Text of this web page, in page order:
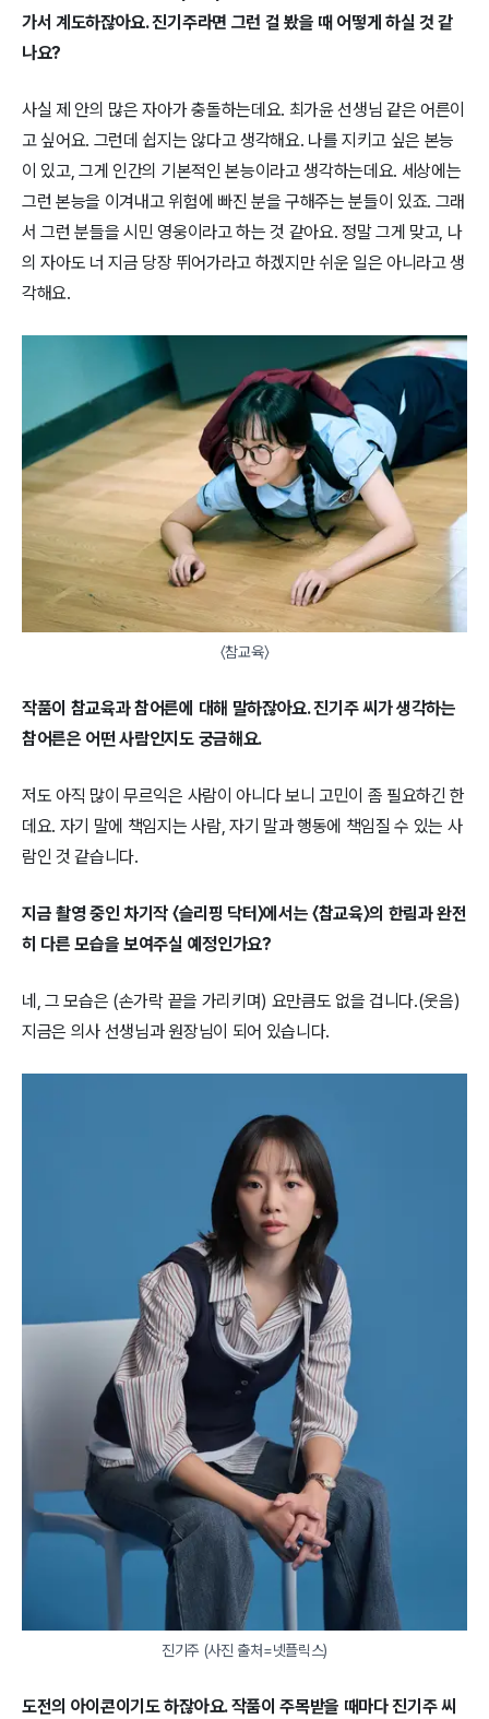
가서 계도하잖아요. 진기주라면 그런 걸 봤을 때 어떻게 하실 것 같
나요?
사실 제 안의 많은 자아가 충돌하는데요. 최가윤 선생님 같은 어른이
고 싶어요. 그런데 쉽지는 않다고 생각해요. 나를 지키고 싶은 본능
이 있고, 그게 인간의 기본적인 본능이라고 생각하는데요. 세상에는
그런 본능을 이겨내고 위험에 빠진 분을 구해주는 분들이 있죠. 그래
서 그런 분들을 시민 영웅이라고 하는 것 같아요. 정말 그게 맞고, 나
의 자아도 너 지금 당장 뛰어가라고 하겠지만 쉬운 일은 아니라고 생
각해요.
〈참교육〉
작품이 참교육과 참어른에 대해 말하잖아요. 진기주 씨가 생각하는
참어른은 어떤 사람인지도 궁금해요.
저도 아직 많이 무르익은 사람이 아니다 보니 고민이 좀 필요하긴 한
데요. 자기 말에 책임지는 사람, 자기 말과 행동에 책임질 수 있는 사
람인 것 같습니다.
지금 촬영 중인 차기작 〈슬리핑 닥터〉에서는 〈참교육〉의 한림과 완전
히 다른 모습을 보여주실 예정인가요?
네, 그 모습은 (손가락 끝을 가리키며) 요만큼도 없을 겁니다.(웃음)
지금은 의사 선생님과 원장님이 되어 있습니다.
진기주 (사진 출처=넷플릭스)
도전의 아이콘이기도 하잖아요. 작품이 주목받을 때마다 진기주 씨